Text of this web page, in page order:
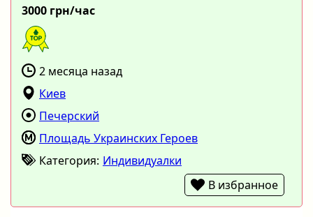
3000 грн/час
2 месяца назад
Киев
Печерский
Площадь Украинских Героев
Категория: Индивидуалки
В избранное